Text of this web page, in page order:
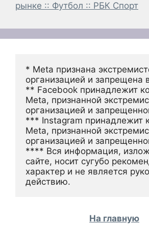
рынке :: Футбол :: РБК Спорт
* Meta признана
организацией и запрещена
** Facebook принадлежит
Meta, признанной
организацией и
*** Instagram принадлежит
Meta, признанной
организацией и
**** Вся информация,
сайте, носит сугубо
характер и не является
действию.
На главную